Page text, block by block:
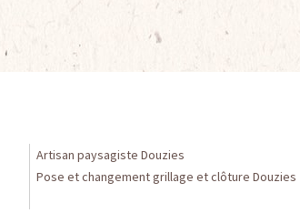
Artisan paysagiste Douzies
Pose et changement grillage et clôture Douzies